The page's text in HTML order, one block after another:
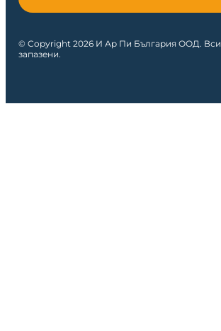
© Copyright 2026 И Ар Пи България ООД.
запазени.